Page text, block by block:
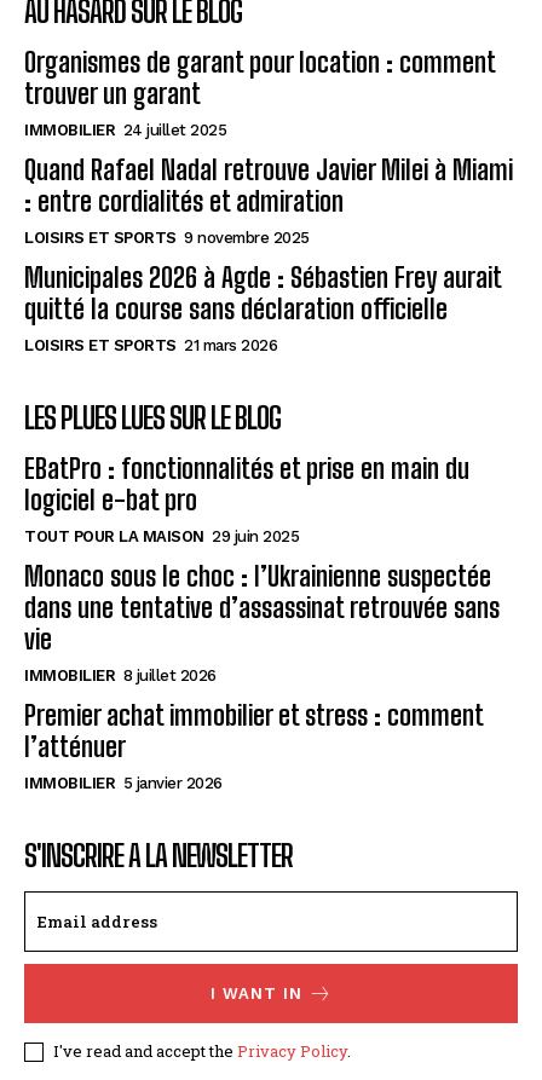
AU HASARD SUR LE BLOG
Organismes de garant pour location : comment
trouver un garant
IMMOBILIER 24 juillet 2025
Quand Rafael Nadal retrouve Javier Milei à Miami
: entre cordialités et admiration
LOISIRS ET SPORTS 9 novembre 2025
Municipales 2026 à Agde : Sébastien Frey aurait
quitté la course sans déclaration officielle
LOISIRS ET SPORTS 21 mars 2026
LES PLUES LUES SUR LE BLOG
EBatPro : fonctionnalités et prise en main du
logiciel e-bat pro
TOUT POUR LA MAISON 29 juin 2025
Monaco sous le choc : l’Ukrainienne suspectée
dans une tentative d’assassinat retrouvée sans
vie
IMMOBILIER 8 juillet 2026
Premier achat immobilier et stress : comment
l’atténuer
IMMOBILIER 5 janvier 2026
S'INSCRIRE A LA NEWSLETTER
I WANT IN
I've read and accept the Privacy Policy.